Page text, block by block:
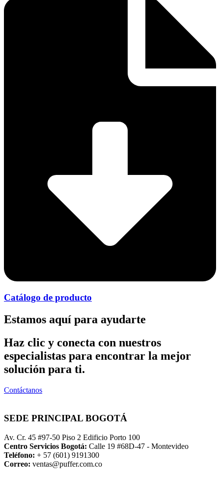
Catálogo de producto
Estamos aquí para ayudarte
Haz clic y conecta con nuestros
especialistas para encontrar la mejor
solución para ti.
Contáctanos
SEDE PRINCIPAL BOGOTÁ
Av. Cr. 45 #97-50 Piso 2 Edificio Porto 100
Centro Servicios Bogotá: Calle 19 #68D-47 - Montevideo
Teléfono: + 57 (601) 9191300
Correo: ventas@puffer.com.co